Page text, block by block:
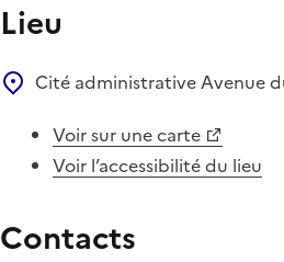
Lieu
Cité administrativeAvenue
Voir sur une carte
Voir l’accessibilité du lieu
Contacts